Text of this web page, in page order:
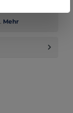
Mehr